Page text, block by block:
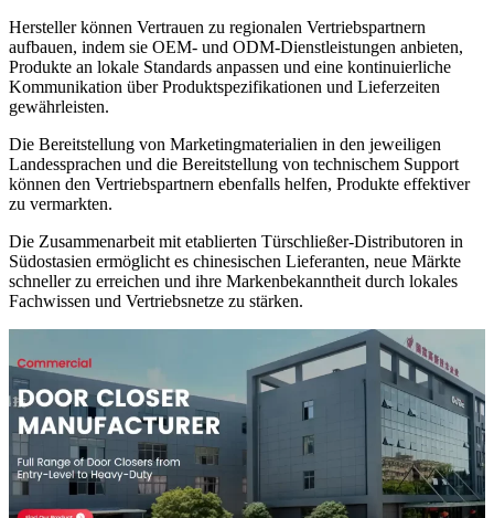
Hersteller können Vertrauen zu regionalen Vertriebspartnern
aufbauen, indem sie OEM- und ODM-Dienstleistungen anbieten,
Produkte an lokale Standards anpassen und eine kontinuierliche
Kommunikation über Produktspezifikationen und Lieferzeiten
gewährleisten.
Die Bereitstellung von Marketingmaterialien in den jeweiligen
Landessprachen und die Bereitstellung von technischem Support
können den Vertriebspartnern ebenfalls helfen, Produkte effektiver
zu vermarkten.
Die Zusammenarbeit mit etablierten Türschließer-Distributoren in
Südostasien ermöglicht es chinesischen Lieferanten, neue Märkte
schneller zu erreichen und ihre Markenbekanntheit durch lokales
Fachwissen und Vertriebsnetze zu stärken.